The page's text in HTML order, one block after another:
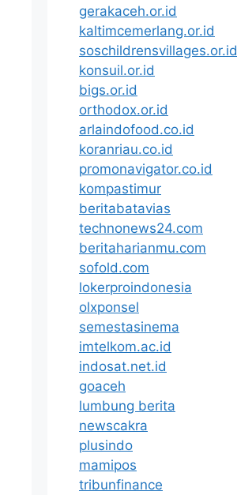
gerakaceh.or.id
kaltimcemerlang.or.id
soschildrensvillages.or.id
konsuil.or.id
bigs.or.id
orthodox.or.id
arlaindofood.co.id
koranriau.co.id
promonavigator.co.id
kompastimur
beritabatavias
technonews24.com
beritaharianmu.com
sofold.com
lokerproindonesia
olxponsel
semestasinema
imtelkom.ac.id
indosat.net.id
goaceh
lumbung berita
newscakra
plusindo
mamipos
tribunfinance